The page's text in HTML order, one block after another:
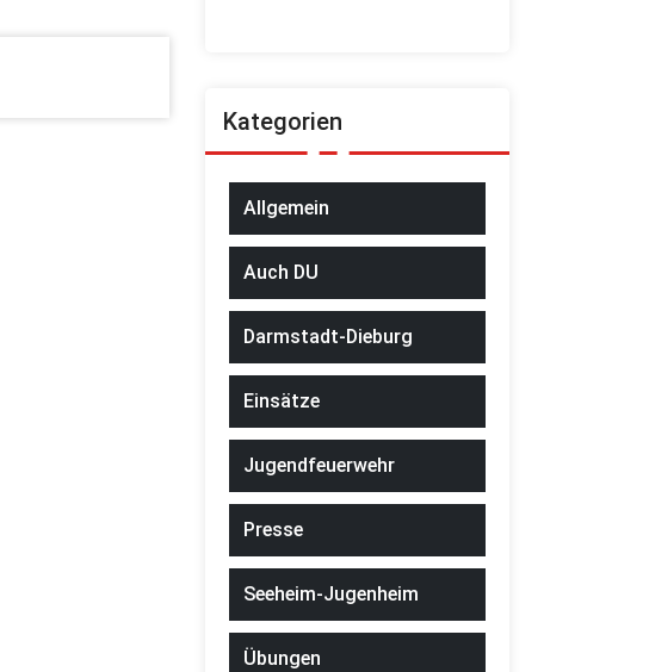
Kategorien
Allgemein
Auch DU
Darmstadt-Dieburg
Einsätze
Jugendfeuerwehr
Presse
Seeheim-Jugenheim
Übungen